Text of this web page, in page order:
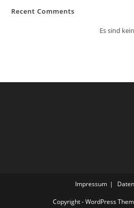
Recent Comments
Es sind
Impressum
Copyright - WordPress